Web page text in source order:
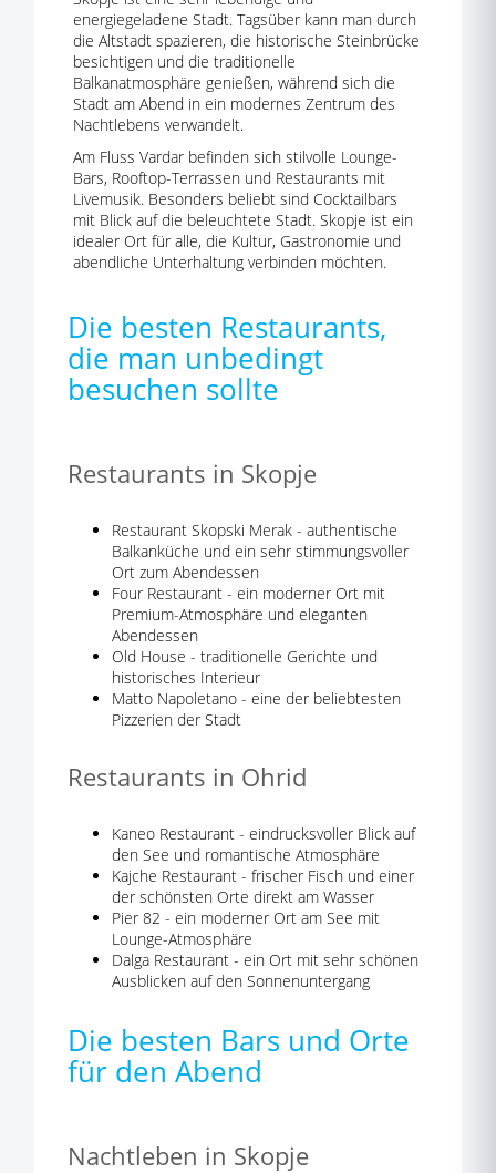
energiegeladene Stadt. Tagsüber kann man durch
die Altstadt spazieren, die historische Steinbrücke
besichtigen und die traditionelle
Balkanatmosphäre genießen, während sich die
Stadt am Abend in ein modernes Zentrum des
Nachtlebens verwandelt.
Am Fluss Vardar befinden sich stilvolle Lounge-
Bars, Rooftop-Terrassen und Restaurants mit
Livemusik. Besonders beliebt sind Cocktailbars
mit Blick auf die beleuchtete Stadt. Skopje ist ein
idealer Ort für alle, die Kultur, Gastronomie und
abendliche Unterhaltung verbinden möchten.
Die besten Restaurants,
die man unbedingt
besuchen sollte
Restaurants in Skopje
Restaurant Skopski Merak - authentische
Balkanküche und ein sehr stimmungsvoller
Ort zum Abendessen
Four Restaurant - ein moderner Ort mit
Premium-Atmosphäre und eleganten
Abendessen
Old House - traditionelle Gerichte und
historisches Interieur
Matto Napoletano - eine der beliebtesten
Pizzerien der Stadt
Restaurants in Ohrid
Kaneo Restaurant - eindrucksvoller Blick auf
den See und romantische Atmosphäre
Kajche Restaurant - frischer Fisch und einer
der schönsten Orte direkt am Wasser
Pier 82 - ein moderner Ort am See mit
Lounge-Atmosphäre
Dalga Restaurant - ein Ort mit sehr schönen
Ausblicken auf den Sonnenuntergang
Die besten Bars und Orte
für den Abend
Nachtleben in Skopje